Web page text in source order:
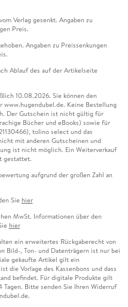
Verlag gesenkt. Angaben zu
Preis.
Angaben zu Preissenkungen
Ablauf des auf der Artikelseite
10.08.2026. Sie können den
Keine Bestellung
Der Gutschein ist nicht gültig für
Bücher und eBooks) sowie für
tolino select und das
mit anderen Gutscheinen und
ist nicht möglich. Ein Weiterverkauf
gestattet.
aufgrund der großen Zahl an
Sie hier
MwSt. Informationen über den
hier
ein erweitertes Rückgaberecht von
Bild-, Ton- und Datenträgern ist nur bei
gekaufte Artikel gilt ein
die Vorlage des Kassenbons und dass
befindet. Für digitale Produkte gilt
Bitte senden Sie Ihren Widerruf